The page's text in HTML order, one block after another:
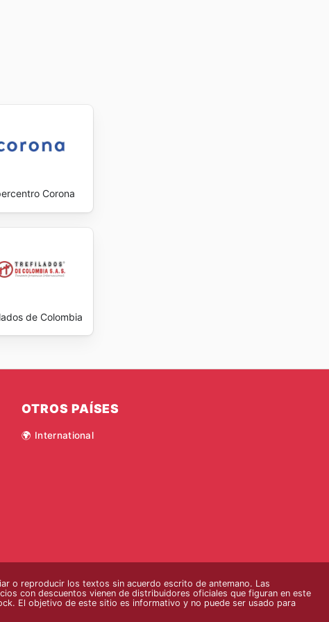
Corona
de Colombia
OTROS PAÍSES
🌍 International
o reproducir los textos sin acuerdo escrito de antemano. Las
con descuentos vienen de distribuidores oficiales que figuran en este
El objetivo de este sitio es informativo y no puede ser usado para